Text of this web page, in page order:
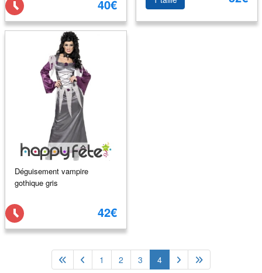
40€
Déguisement vampire
gothique gris
42€
1 2 3 4